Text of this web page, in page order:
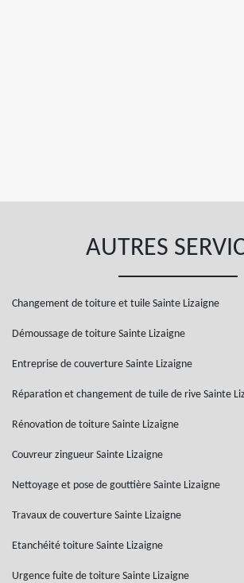
AUTRES
Changement de toiture et tuile Sainte Lizaigne
Démoussage de toiture Sainte Lizaigne
Entreprise de couverture Sainte Lizaigne
Réparation et changement de tuile de rive Sainte
Rénovation de toiture Sainte Lizaigne
Couvreur zingueur Sainte Lizaigne
Nettoyage et pose de gouttière Sainte Lizaigne
Travaux de couverture Sainte Lizaigne
Etanchéité toiture Sainte Lizaigne
Urgence fuite de toiture Sainte Lizaigne